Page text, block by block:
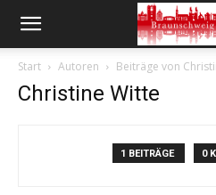
Start Autoren Beiträge von
Christine Witte
1 BEITRÄGE 0